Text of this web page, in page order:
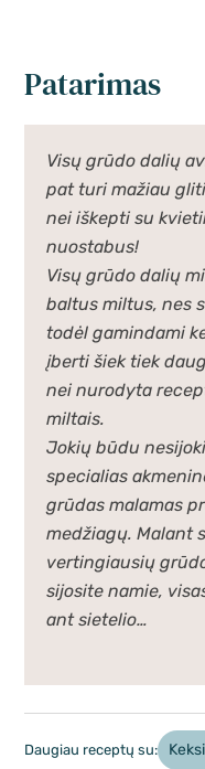
Patarimas
Visų grūdo dalių
pat turi mažiau
nei iškepti su
nuostabus!
Visų grūdo dalių
baltus miltus, nes
todėl gamindami
įberti šiek tiek
nei nurodyta
miltais.
Jokių būdu
specialias
grūdas malamas
medžiagų. Malant
vertingiausių
sijosite namie,
ant sietelio…
Daugiau receptų su: